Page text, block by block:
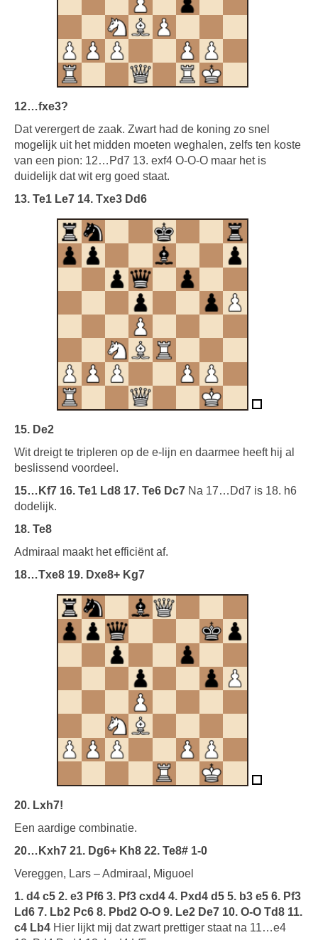
12…fxe3?
Dat verergert de zaak. Zwart had de koning zo snel
mogelijk uit het midden moeten weghalen, zelfs ten koste
van een pion: 12…Pd7 13. exf4 O-O-O maar het is
duidelijk dat wit erg goed staat.
13. Te1 Le7 14. Txe3 Dd6
15. De2
Wit dreigt te tripleren op de e-lijn en daarmee heeft hij al
beslissend voordeel.
15…Kf7 16. Te1 Ld8 17. Te6 Dc7 Na 17…Dd7 is 18. h6
dodelijk.
18. Te8
Admiraal maakt het efficiënt af.
18…Txe8 19. Dxe8+ Kg7
20. Lxh7!
Een aardige combinatie.
20…Kxh7 21. Dg6+ Kh8 22. Te8# 1-0
Vereggen, Lars – Admiraal, Miguoel
1. d4 c5 2. e3 Pf6 3. Pf3 cxd4 4. Pxd4 d5 5. b3 e5 6. Pf3
Ld6 7. Lb2 Pc6 8. Pbd2 O-O 9. Le2 De7 10. O-O Td8 11.
c4 Lb4 Hier lijkt mij dat zwart prettiger staat na 11…e4